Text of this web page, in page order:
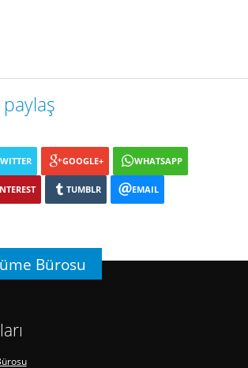
paylaş
GOOGLE+ WHATSAPP
TUMBLR EMAIL
Bürosu